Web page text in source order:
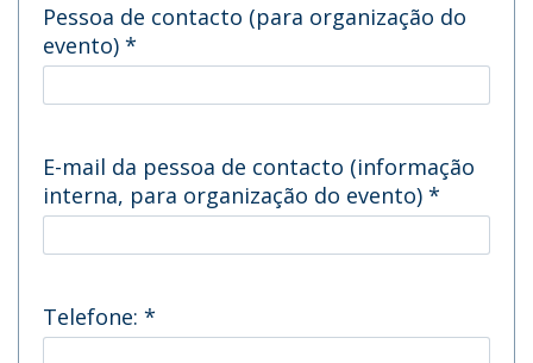
Pessoa de contacto (para organização do
evento) *
E-mail da pessoa de contacto (informação
interna, para organização do evento) *
Telefone: *